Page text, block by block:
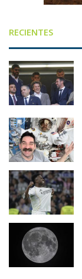
RECIENTES